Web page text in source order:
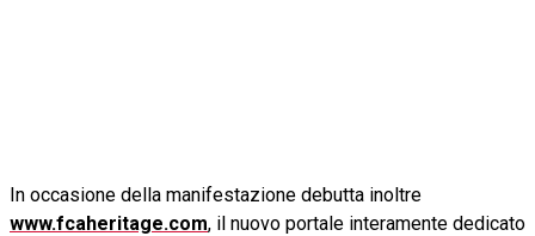
In occasione della manifestazione debutta inoltre
www.fcaheritage.com, il nuovo portale interamente dedicato